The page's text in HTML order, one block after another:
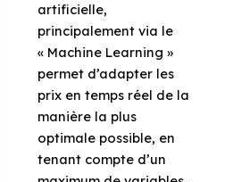
artificielle,
principalement via le
« Machine Learning »
permet d’adapter les
prix en temps réel de la
manière la plus
optimale possible, en
tenant compte d’un